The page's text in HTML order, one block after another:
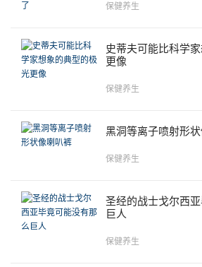
保健养生
史蒂夫可能比科学
更像
保健养生
黑洞等离子喷射形
保健养生
圣经的战士戈尔西
巨人
保健养生